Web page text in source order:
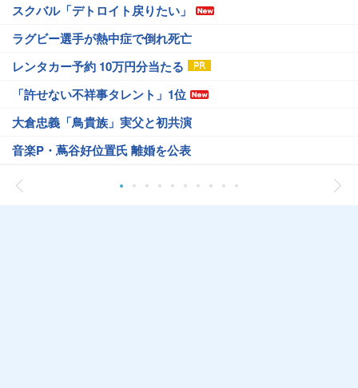
スクバル「デトロイト戻りたい」
ラグビー選手が熱中症で倒れ死亡
レンタカー予約 10万円分当たる
「許せない不祥事タレント」1位
大倉忠義「鳥貴族」実父と初共演
音楽P・蔦谷好位置氏 離婚を公表